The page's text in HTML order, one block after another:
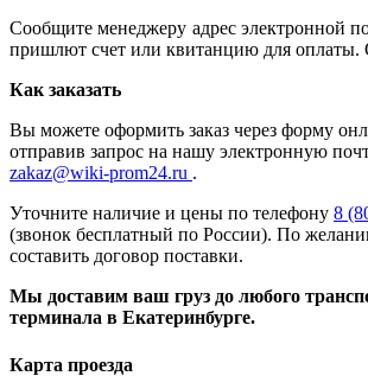
Сообщите менеджеру адрес электронной
пришлют счет или квитанцию для оплаты.
Как заказать
Вы можете оформить заказ через форму
отправив запрос на нашу электронную
zakaz@wiki-prom24.ru .
Уточните наличие и цены по телефону 8
(звонок бесплатный по России). По
составить договор поставки.
Мы доставим ваш груз до любого
терминала в Екатеринбурге.
Карта проезда